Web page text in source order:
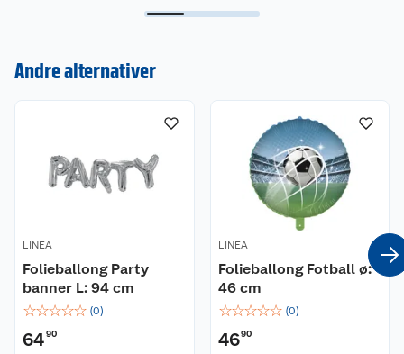
Andre alternativer
LINEA
Folieballong Party
banner L: 94 cm
☆☆☆☆☆ (0)
6490
LINEA
Folieballong Fotball ø:
46 cm
☆☆☆☆☆ (0)
4690
Nyheter
Våre merkevarer
Ledige stillinger
Bærekraft
Angre- og returrett
Ofte stilte spørsmål
Leveringsalternativer
Pakkesporing
Åpent kjøp
Coop medlem